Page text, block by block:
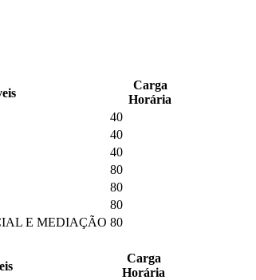
Carga
Horária
40
40
40
80
80
80
E MEDIAÇÃO 80
Carga
Horária